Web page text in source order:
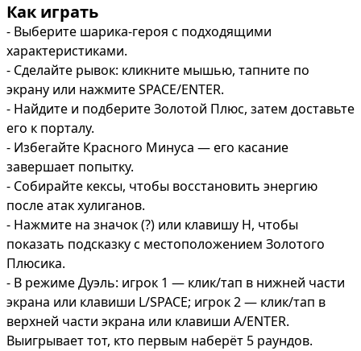
Как играть
- Выберите шарика-героя с подходящими
характеристиками.
- Сделайте рывок: кликните мышью, тапните по
экрану или нажмите SPACE/ENTER.
- Найдите и подберите Золотой Плюс, затем доставьте
его к порталу.
- Избегайте Красного Минуса — его касание
завершает попытку.
- Собирайте кексы, чтобы восстановить энергию
после атак хулиганов.
- Нажмите на значок (?) или клавишу H, чтобы
показать подсказку с местоположением Золотого
Плюсика.
- В режиме Дуэль: игрок 1 — клик/тап в нижней части
экрана или клавиши L/SPACE; игрок 2 — клик/тап в
верхней части экрана или клавиши A/ENTER.
Выигрывает тот, кто первым наберёт 5 раундов.